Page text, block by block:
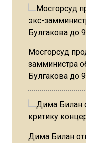
Мосгорсуд
замминистра
Булгакова до
Дима Билан